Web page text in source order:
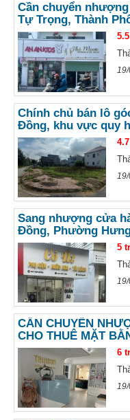
Cần chuyển
Tự Trọng, Thành
Chính chủ bán lô
Đồng, khu vực quy
Sang nhượng cửa
Đồng, Phường
5
CẦN CHUYỂN
CHO THUÊ MẶT
6